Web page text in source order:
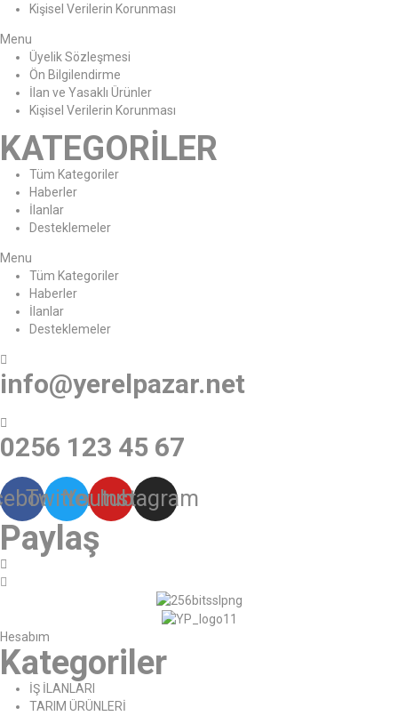
Kişisel Verilerin Korunması
Menu
Üyelik Sözleşmesi
Ön Bilgilendirme
İlan ve Yasaklı Ürünler
Kişisel Verilerin Korunması
KATEGORİLER
Tüm Kategoriler
Haberler
İlanlar
Desteklemeler
Menu
Tüm Kategoriler
Haberler
İlanlar
Desteklemeler
info@yerelpazar.net
0256 123 45 67
TwitterYoutube
Instagram
Paylaş
Hesabım
Kategoriler
İŞ İLANLARI
TARIM ÜRÜNLERİ